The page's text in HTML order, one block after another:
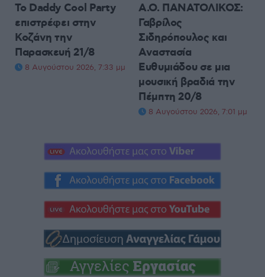
Το Daddy Cool Party
επιστρέφει στην
Κοζάνη την
Παρασκευή 21/8
8 Αυγούστου 2026, 7:33 μμ
Α.Ο. ΠΑΝΑΤΟΛΙΚΟΣ:
Γαβρίλος
Σιδηρόπουλος και
Αναστασία
Ευθυμιάδου σε μια
μουσική βραδιά την
Πέμπτη 20/8
8 Αυγούστου 2026, 7:01 μμ